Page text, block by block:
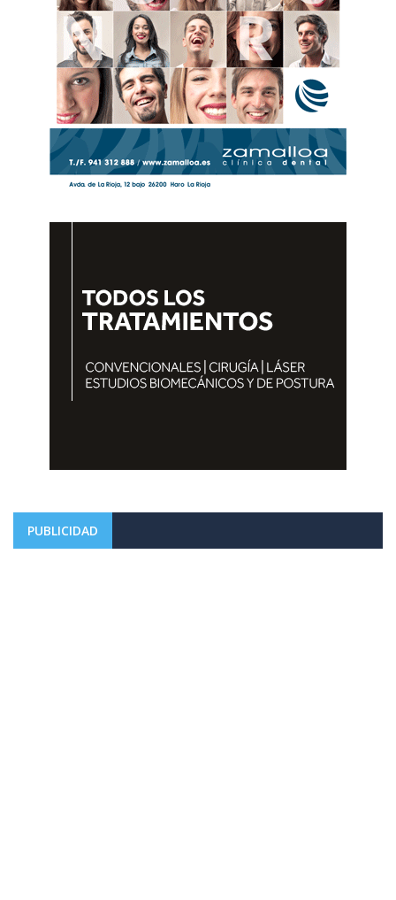
PUBLICIDAD